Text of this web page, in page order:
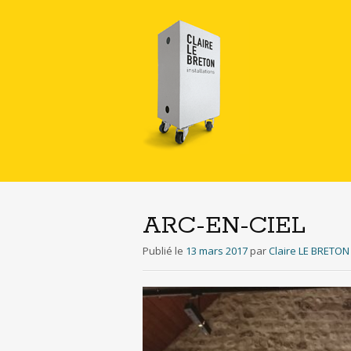
ARC-EN-CIEL
Publié le 13 mars 2017 parClaire LE BRETON